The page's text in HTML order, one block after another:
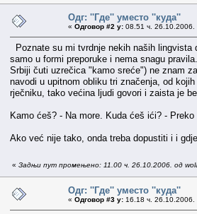
Одг: ''Где'' уместо ''куда''
« Одговор #2 у: 08.51 ч. 26.10.2006.
Poznate su mi tvrdnje nekih naših
samo u formi preporuke i nema snagu
Srbiji čuti uzrečica "kamo sreće") ne znam
navodi u upitnom obliku tri značenja, od
rječniku, tako većina ljudi govori i zaista je
Kamo ćeš? - Na more. Kuda ćeš ići? -
Ako već nije tako, onda treba dopustiti i i
« Задњи пут промењено: 11.00 ч. 26.10.2006. од
Одг: ''Где'' уместо ''куда''
« Одговор #3 у: 16.18 ч. 26.10.2006.